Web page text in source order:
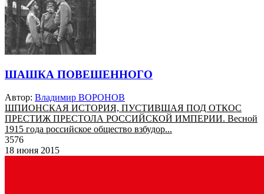
ШАШКА ПОВЕШЕННОГО
Автор: Владимир ВОРОНОВ
ШПИОНСКАЯ ИСТОРИЯ, ПУСТИВШАЯ ПОД ОТКОС
ПРЕСТИЖ ПРЕСТОЛА РОССИЙСКОЙ ИМПЕРИИ. Весной
1915 года российское общество взбудор...
3576
18 июня 2015